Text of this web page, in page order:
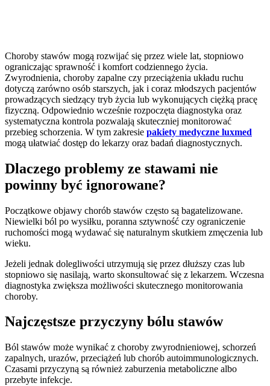
Choroby stawów mogą rozwijać się przez wiele lat, stopniowo
ograniczając sprawność i komfort codziennego życia.
Zwyrodnienia, choroby zapalne czy przeciążenia układu ruchu
dotyczą zarówno osób starszych, jak i coraz młodszych pacjentów
prowadzących siedzący tryb życia lub wykonujących ciężką pracę
fizyczną. Odpowiednio wcześnie rozpoczęta diagnostyka oraz
systematyczna kontrola pozwalają skuteczniej monitorować
przebieg schorzenia. W tym zakresie pakiety medyczne luxmed
mogą ułatwiać dostęp do lekarzy oraz badań diagnostycznych.
Dlaczego problemy ze stawami nie
powinny być ignorowane?
Początkowe objawy chorób stawów często są bagatelizowane.
Niewielki ból po wysiłku, poranna sztywność czy ograniczenie
ruchomości mogą wydawać się naturalnym skutkiem zmęczenia lub
wieku.
Jeżeli jednak dolegliwości utrzymują się przez dłuższy czas lub
stopniowo się nasilają, warto skonsultować się z lekarzem. Wczesna
diagnostyka zwiększa możliwości skutecznego monitorowania
choroby.
Najczęstsze przyczyny bólu stawów
Ból stawów może wynikać z choroby zwyrodnieniowej, schorzeń
zapalnych, urazów, przeciążeń lub chorób autoimmunologicznych.
Czasami przyczyną są również zaburzenia metaboliczne albo
przebyte infekcje.